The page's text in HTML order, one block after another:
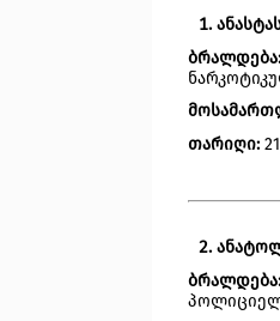
ბრალდება:
თარიღი:
ბრალდება: